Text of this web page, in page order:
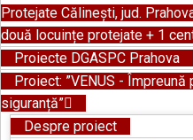
Protejate Călinești, jud.
două locuințe protejate + 1
Proiecte DGASPC Prahova
Proiect: ”VENUS - Împreună
siguranță”
Despre proiect